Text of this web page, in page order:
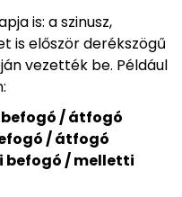
is: a szinusz,
is először derékszögű
vezették be. Például
/ átfogó
/ átfogó
befogó / melletti